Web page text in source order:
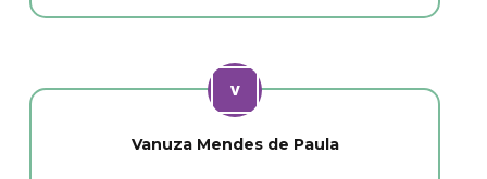
Vanuza Mendes de Paula